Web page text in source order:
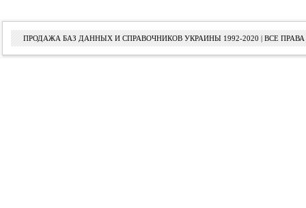
ПРОДАЖА БАЗ ДАННЫХ И СПРАВОЧНИКОВ УКРАИНЫ 1992-2020 | ВСЕ